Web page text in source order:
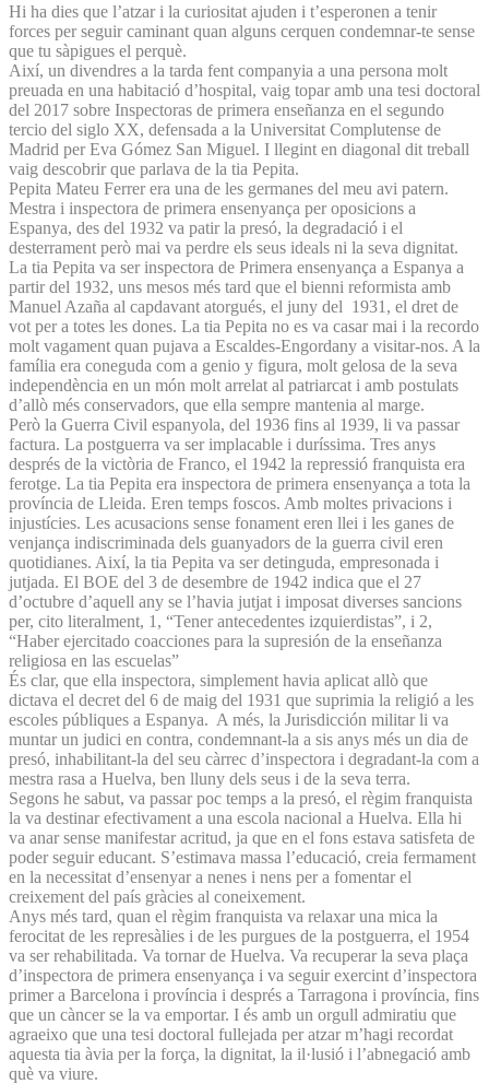
Hi ha dies que l’atzar i la curiositat ajuden i t’esperonen a tenir
forces per seguir caminant quan alguns cerquen condemnar-te sense
que tu sàpigues el perquè.
Així, un divendres a la tarda fent companyia a una persona molt
preuada en una habitació d’hospital, vaig topar amb una tesi doctoral
del 2017 sobre Inspectoras de primera enseñanza en el segundo
tercio del siglo XX, defensada a la Universitat Complutense de
Madrid per Eva Gómez San Miguel. I llegint en diagonal dit treball
vaig descobrir que parlava de la tia Pepita.
Pepita Mateu Ferrer era una de les germanes del meu avi patern.
Mestra i inspectora de primera ensenyança per oposicions a
Espanya, des del 1932 va patir la presó, la degradació i el
desterrament però mai va perdre els seus ideals ni la seva dignitat.
La tia Pepita va ser inspectora de Primera ensenyança a Espanya a
partir del 1932, uns mesos més tard que el bienni reformista amb
Manuel Azaña al capdavant atorgués, el juny del 1931, el dret de
vot per a totes les dones. La tia Pepita no es va casar mai i la recordo
molt vagament quan pujava a Escaldes-Engordany a visitar-nos. A la
família era coneguda com a genio y figura, molt gelosa de la seva
independència en un món molt arrelat al patriarcat i amb postulats
d’allò més conservadors, que ella sempre mantenia al marge.
Però la Guerra Civil espanyola, del 1936 fins al 1939, li va passar
factura. La postguerra va ser implacable i duríssima. Tres anys
després de la victòria de Franco, el 1942 la repressió franquista era
ferotge. La tia Pepita era inspectora de primera ensenyança a tota la
província de Lleida. Eren temps foscos. Amb moltes privacions i
injustícies. Les acusacions sense fonament eren llei i les ganes de
venjança indiscriminada dels guanyadors de la guerra civil eren
quotidianes. Així, la tia Pepita va ser detinguda, empresonada i
jutjada. El BOE del 3 de desembre de 1942 indica que el 27
d’octubre d’aquell any se l’havia jutjat i imposat diverses sancions
per, cito literalment, 1, “Tener antecedentes izquierdistas”, i 2,
“Haber ejercitado coacciones para la supresión de la enseñanza
religiosa en las escuelas”
És clar, que ella inspectora, simplement havia aplicat allò que
dictava el decret del 6 de maig del 1931 que suprimia la religió a les
escoles públiques a Espanya. A més, la Jurisdicción militar li va
muntar un judici en contra, condemnant-la a sis anys més un dia de
presó, inhabilitant-la del seu càrrec d’inspectora i degradant-la com a
mestra rasa a Huelva, ben lluny dels seus i de la seva terra.
Segons he sabut, va passar poc temps a la presó, el règim franquista
la va destinar efectivament a una escola nacional a Huelva. Ella hi
va anar sense manifestar acritud, ja que en el fons estava satisfeta de
poder seguir educant. S’estimava massa l’educació, creia fermament
en la necessitat d’ensenyar a nenes i nens per a fomentar el
creixement del país gràcies al coneixement.
Anys més tard, quan el règim franquista va relaxar una mica la
ferocitat de les represàlies i de les purgues de la postguerra, el 1954
va ser rehabilitada. Va tornar de Huelva. Va recuperar la seva plaça
d’inspectora de primera ensenyança i va seguir exercint d’inspectora
primer a Barcelona i província i després a Tarragona i província, fins
que un càncer se la va emportar. I és amb un orgull admiratiu que
agraeixo que una tesi doctoral fullejada per atzar m’hagi recordat
aquesta tia àvia per la força, la dignitat, la il·lusió i l’abnegació amb
què va viure.